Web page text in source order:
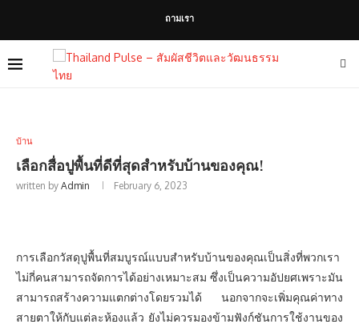
ถามเรา
บ้าน
เลือกสื่อปูพื้นที่ดีที่สุดสำหรับบ้านของคุณ!
written by Admin February 6, 2023
การเลือกวัสดุปูพื้นที่สมบูรณ์แบบสำหรับบ้านของคุณเป็นสิ่งที่พวกเรา
ไม่กี่คนสามารถจัดการได้อย่างเหมาะสม ซึ่งเป็นความอัปยศเพราะมัน
สามารถสร้างความแตกต่างโดยรวมได้ นอกจากจะเพิ่มคุณค่าทาง
สายตาให้กับแต่ละห้องแล้ว ยังไม่ควรมองข้ามฟังก์ชันการใช้งานของ